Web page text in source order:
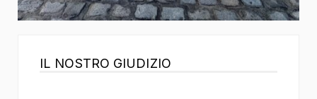
IL NOSTRO GIUDIZIO